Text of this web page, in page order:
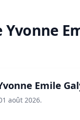
Yvonne
Emile
août 2026.